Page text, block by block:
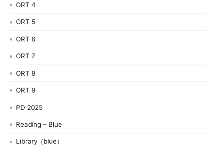
ORT 4
ORT 5
ORT 6
ORT 7
ORT 8
ORT 9
PD 2025
Reading – Blue
Library（blue）